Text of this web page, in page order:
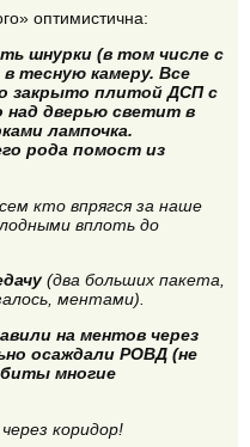
оптимистична:
шнурки (в том числе с
тесную камеру. Все
закрыто плитой ДСП с
над дверью светит в
лампочка.
рода помост из
кто впрягся за наше
вплоть до
(два больших пакета,
ментами).
на ментов через
осаждали РОВД (не
многие
коридор!